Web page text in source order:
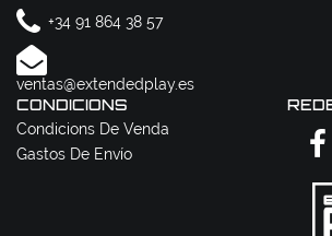
+34 91 864 38 57
ventas@extendedplay.es
CONDICIONS
Condicions De Venda
Gastos De Envío